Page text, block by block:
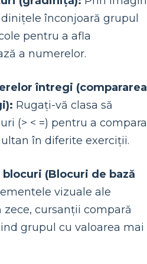
înconjoară grupul
pentru a afla
a numerelor.
întregi (compararea
Rugați-vă clasa să
(> < =) pentru a compara
în diferite exerciții.
(Blocuri de bază
vizuale ale
cursanții compară
grupul cu valoarea mai